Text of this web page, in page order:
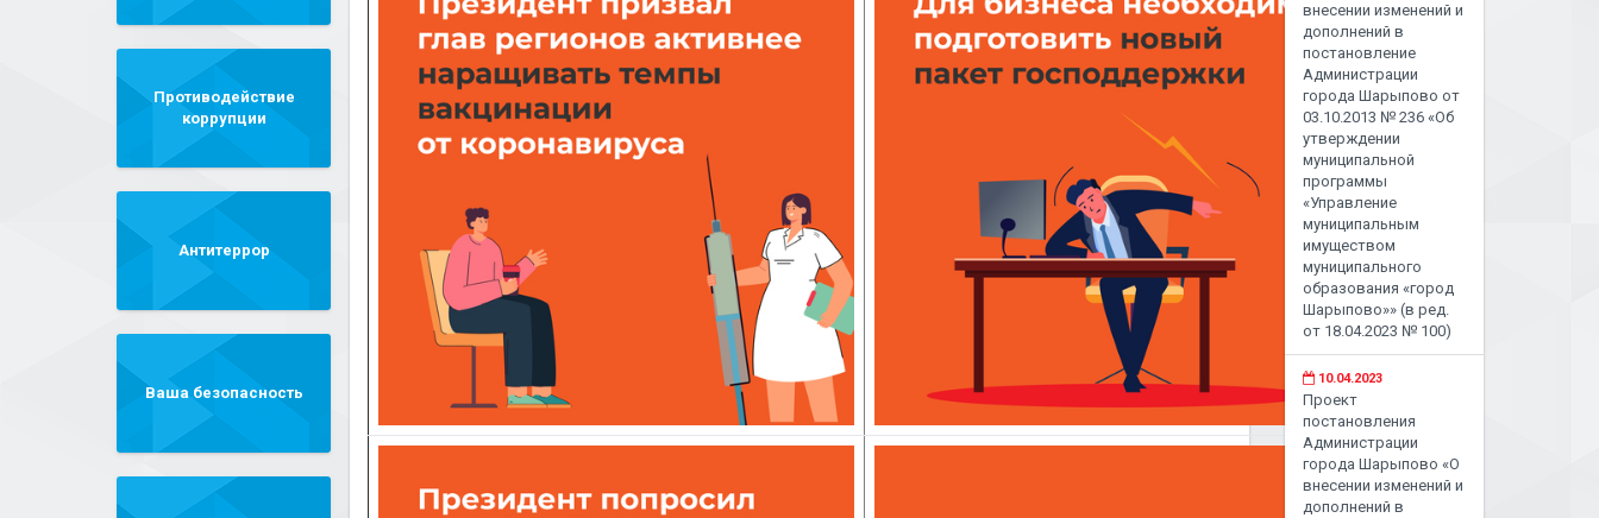
Противодействие
коррупции
Антитеррор
Ваша безопасность
внесении изменений и
дополнений в
постановление
Администрации
города Шарыпово от
03.10.2013 № 236 «Об
утверждении
муниципальной
программы
«Управление
муниципальным
имуществом
муниципального
образования «город
Шарыпово»» (в ред.
от 18.04.2023 № 100)
10.04.2023
Проект
постановления
Администрации
города Шарыпово «О
внесении изменений и
дополнений в